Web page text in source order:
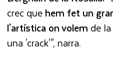
crec quehem fet un
l'artística on volem de
una 'crack'", narra.